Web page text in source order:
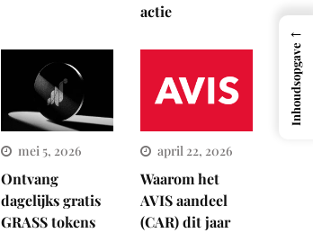
actie
mei 5, 2026
Ontvang
dagelijks gratis
GRASS tokens
april 22, 2026
Waarom het
AVIS aandeel
(CAR) dit jaar
←
Inhoudsopgave